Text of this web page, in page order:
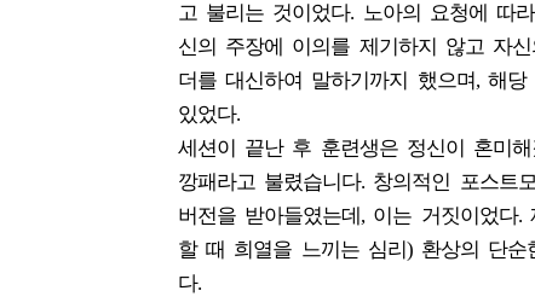
고 불리는 것이었다. 노아의 요청에 따
신의 주장에 이의를 제기하지 않고 자
더를 대신하여 말하기까지 했으며, 해
있었다.
세션이 끝난 후 훈련생은 정신이 혼미
깡패라고 불렸습니다. 창의적인 포스트
버전을 받아들였는데, 이는 거짓이었다
할 때 희열을 느끼는 심리) 환상의 단
다.